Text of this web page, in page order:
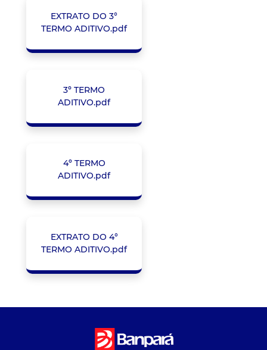
EXTRATO DO 3°
TERMO ADITIVO.pdf
3º TERMO
ADITIVO.pdf
4º TERMO
ADITIVO.pdf
EXTRATO DO 4°
TERMO ADITIVO.pdf